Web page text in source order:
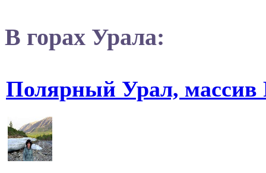
В горах Урала:
Полярный Урал, массив